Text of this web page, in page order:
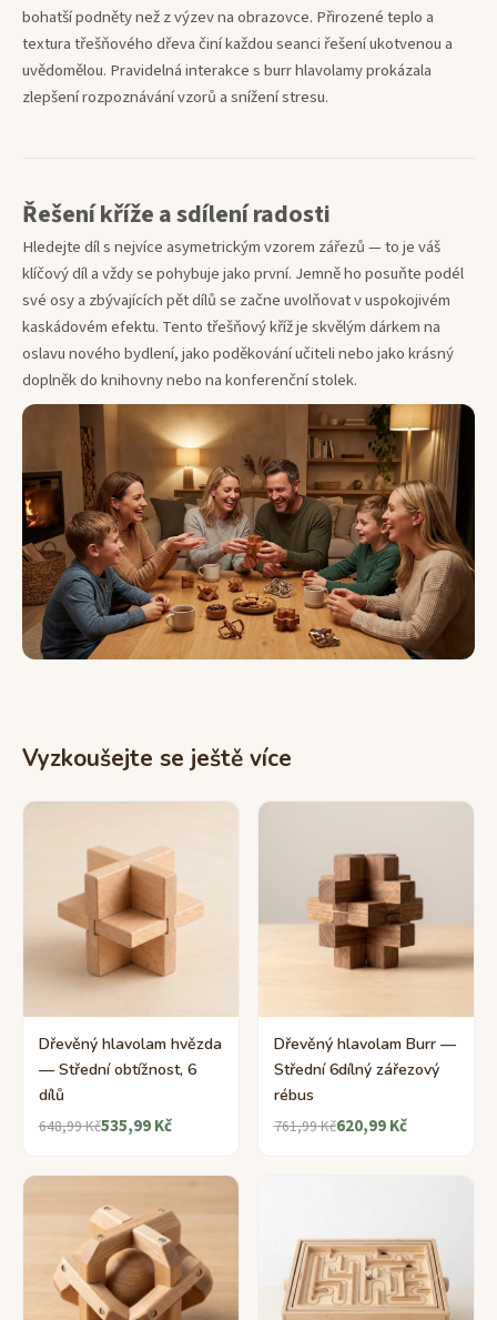
bohatší podněty než z výzev na obrazovce. Přirozené teplo a
textura třešňového dřeva činí každou seanci řešení ukotvenou a
uvědomělou. Pravidelná interakce s burr hlavolamy prokázala
zlepšení rozpoznávání vzorů a snížení stresu.
Řešení kříže a sdílení radosti
Hledejte díl s nejvíce asymetrickým vzorem zářezů — to je váš
klíčový díl a vždy se pohybuje jako první. Jemně ho posuňte podél
své osy a zbývajících pět dílů se začne uvolňovat v uspokojivém
kaskádovém efektu. Tento třešňový kříž je skvělým dárkem na
oslavu nového bydlení, jako poděkování učiteli nebo jako krásný
doplněk do knihovny nebo na konferenční stolek.
Vyzkoušejte se ještě více
Dřevěný hlavolam hvězda
— Střední obtížnost, 6
dílů
648,99 Kč535,99 Kč
Dřevěný hlavolam Burr —
Střední 6dílný zářezový
rébus
761,99 Kč620,99 Kč